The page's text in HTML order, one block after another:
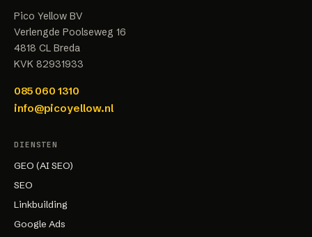
Pico Yellow BV
Verlengde Poolseweg 16
4818 CL Breda
KVK 82931933
085 060 1310
info@picoyellow.nl
DIENSTEN
GEO (AI SEO)
SEO
Linkbuilding
Google Ads